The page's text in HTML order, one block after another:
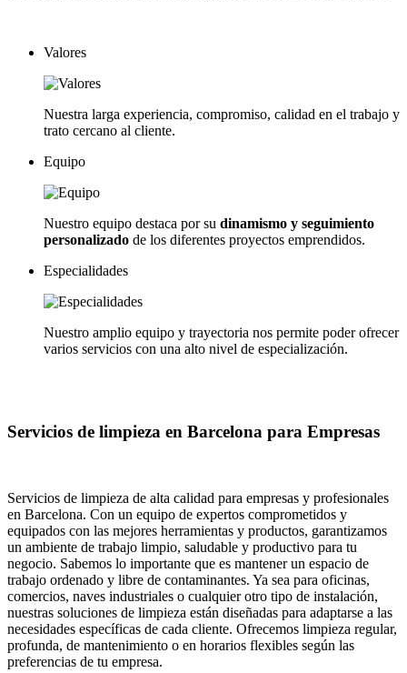
Valores
Nuestra larga experiencia, compromiso, calidad en el trabajo y
trato cercano al cliente.
Equipo
Nuestro equipo destaca por su dinamismo y seguimiento
personalizado de los diferentes proyectos emprendidos.
Especialidades
Nuestro amplio equipo y trayectoria nos permite poder ofrecer
varios servicios con una alto nivel de especialización.
Servicios de limpieza en Barcelona para Empresas
Servicios de limpieza de alta calidad para empresas y profesionales
en Barcelona. Con un equipo de expertos comprometidos y
equipados con las mejores herramientas y productos, garantizamos
un ambiente de trabajo limpio, saludable y productivo para tu
negocio. Sabemos lo importante que es mantener un espacio de
trabajo ordenado y libre de contaminantes. Ya sea para oficinas,
comercios, naves industriales o cualquier otro tipo de instalación,
nuestras soluciones de limpieza están diseñadas para adaptarse a las
necesidades específicas de cada cliente. Ofrecemos limpieza regular,
profunda, de mantenimiento o en horarios flexibles según las
preferencias de tu empresa.